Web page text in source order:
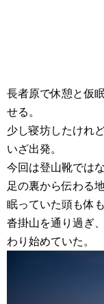
長者原で休憩と仮
せる。
少し寝坊したけれ
いざ出発。
今回は登山靴では
足の裏から伝わる
眠っていた頭も体
沓掛山を通り過ぎ
わり始めていた。